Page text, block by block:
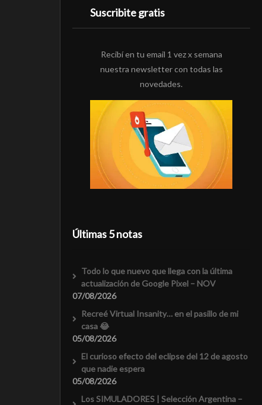
Suscribite gratis
Recibí en tu email 1 vez x semana
nuestra newsletter con todas las
novedades.
Últimas 5 notas
Todo lo que nuevo que llega con la última
actualización de Google Pixel – NOV
07/08/2026
Recreé Virtual Insanity… en el pasillo de mi
casa 😂
05/08/2026
El curioso efecto del eclipse del 12 de agosto
que nadie espera
05/08/2026
Los SIMULADORES | Selección Argentina –